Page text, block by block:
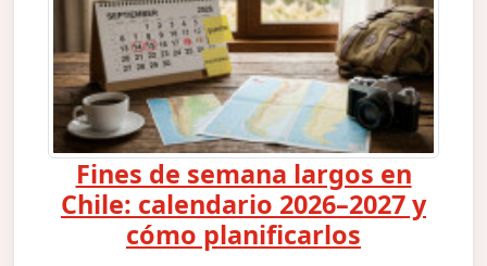
Fines de semana largos en
Chile: calendario 2026–2027 y
cómo planificarlos